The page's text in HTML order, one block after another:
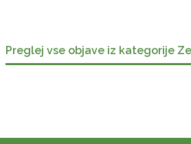
Preglej vse objave iz kategorije